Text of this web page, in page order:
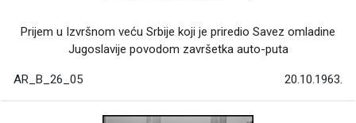
Prijem u Izvršnom veću Srbije koji je priredio Savez omladine
Jugoslavije povodom završetka auto-puta
AR_B_26_05 20.10.1963.